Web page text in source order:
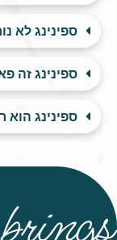
ספינינג לא
ספינינג זה
ספינינג